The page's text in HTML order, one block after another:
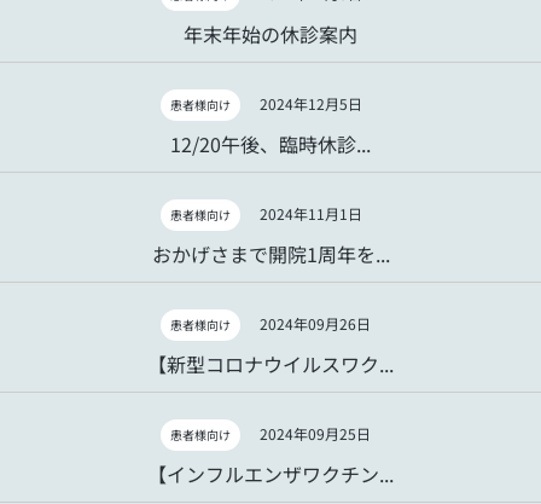
年末年始の休診案内
2024年12月5日
患者様向け
12/20午後、臨時休診...
2024年11月1日
患者様向け
おかげさまで開院1周年を...
2024年09月26日
患者様向け
【新型コロナウイルスワク...
2024年09月25日
患者様向け
【インフルエンザワクチン...